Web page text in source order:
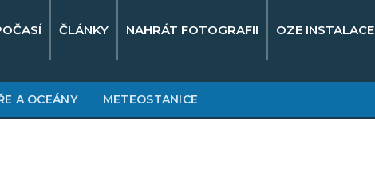
ČLÁNKY NAHRÁT FOTOGRAFII OZE INSTALACE
A OCEÁNY METEOSTANICE